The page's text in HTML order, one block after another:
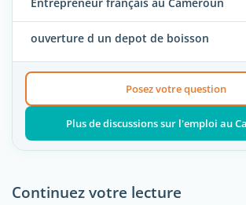
ouverture d un depot de boisson
Posez votre question
Plus de discussions sur l'emploi au
Continuez votre lecture